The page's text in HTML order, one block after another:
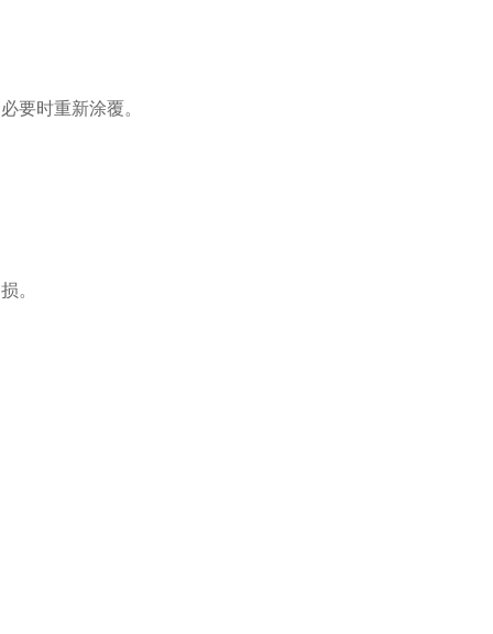
要时重新涂覆。
。